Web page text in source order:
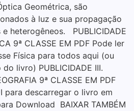
Geométrica, são
à luz e sua propagação
heterogêneos. PUBLICIDADE
9ª CLASSE EM PDF Pode ler
Física para todos aqui (ou
livro) PUBLICIDADE III.
9ª CLASSE EM PDF
para descarregar o livro em
Download BAIXAR TAMBÉM